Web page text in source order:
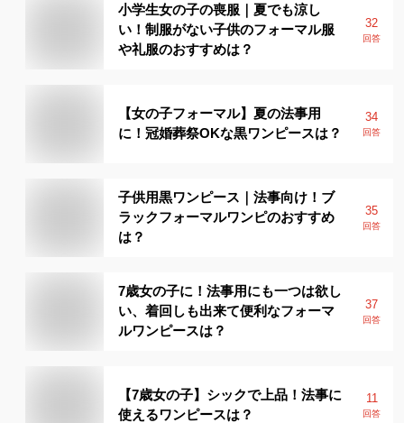
小学生女の子の喪服｜夏でも涼し
い！制服がない子供のフォーマル服
や礼服のおすすめは？
32
回答
【女の子フォーマル】夏の法事用
に！冠婚葬祭OKな黒ワンピースは？
34
回答
子供用黒ワンピース｜法事向け！ブ
ラックフォーマルワンピのおすすめ
は？
35
回答
7歳女の子に！法事用にも一つは欲し
い、着回しも出来て便利なフォーマ
ルワンピースは？
37
回答
【7歳女の子】シックで上品！法事に
使えるワンピースは？
11
回答